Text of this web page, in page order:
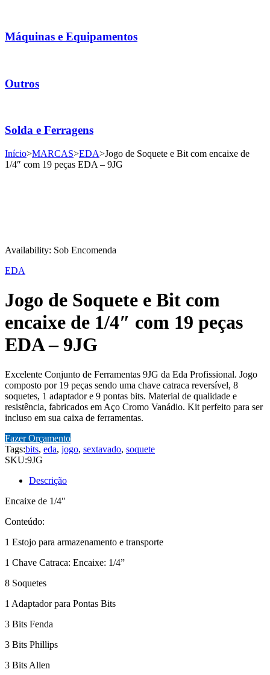
Máquinas e Equipamentos
Outros
Solda e Ferragens
Início>MARCAS>EDA>Jogo de Soquete e Bit com encaixe de
1/4″ com 19 peças EDA – 9JG
Availability: Sob Encomenda
EDA
Jogo de Soquete e Bit com
encaixe de 1/4″ com 19 peças
EDA – 9JG
Excelente Conjunto de Ferramentas 9JG da Eda Profissional. Jogo
composto por 19 peças sendo uma chave catraca reversível, 8
soquetes, 1 adaptador e 9 pontas bits. Material de qualidade e
resistência, fabricados em Aço Cromo Vanádio. Kit perfeito para ser
incluso em sua caixa de ferramentas.
Fazer Orçamento
Tags:bits, eda, jogo, sextavado, soquete
SKU:9JG
Descrição
Encaixe de 1/4″
Conteúdo:
1 Estojo para armazenamento e transporte
1 Chave Catraca: Encaixe: 1/4”
8 Soquetes
1 Adaptador para Pontas Bits
3 Bits Fenda
3 Bits Phillips
3 Bits Allen